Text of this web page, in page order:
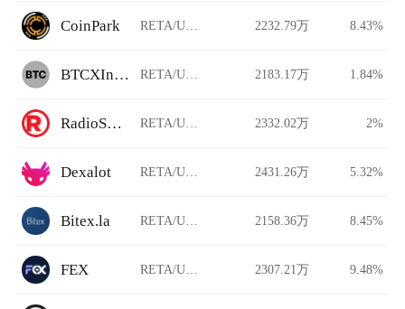
CoinPark RETA/USDT 2232.79万 8.43%
BTCXIndia RETA/USDT 2183.17万 1.84%
RadioShack RETA/USDT 2332.02万 2%
Dexalot RETA/USDT 2431.26万 5.32%
Bitex.la RETA/USDT 2158.36万 8.45%
FEX RETA/USDT 2307.21万 9.48%